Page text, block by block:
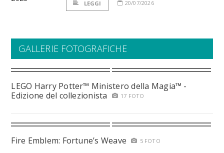
LEGGI 20/07/2026
GALLERIE FOTOGRAFICHE
LEGO Harry Potter™ Ministero della Magia™ -
Edizione del collezionista
17 FOTO
Fire Emblem: Fortune’s Weave 5 FOTO